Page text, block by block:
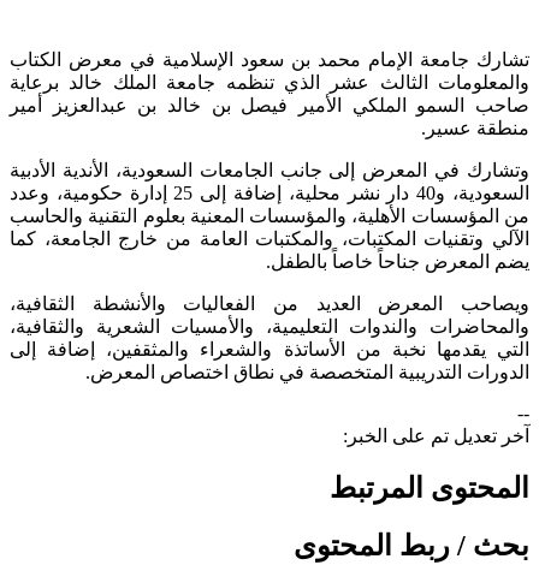
تشارك جامعة الإمام محمد بن سعود الإسلامية في معرض الكتاب
والمعلومات الثالث عشر الذي تنظمه جامعة الملك خالد برعاية
صاحب السمو الملكي الأمير فيصل بن خالد بن عبدالعزيز أمير
منطقة عسير.
وتشارك في المعرض إلى جانب الجامعات السعودية، الأندية الأدبية
السعودية، و40 دار نشر محلية، إضافة إلى 25 إدارة حكومية، وعدد
من المؤسسات الأهلية، والمؤسسات المعنية بعلوم التقنية والحاسب
الآلي وتقنيات المكتبات، والمكتبات العامة من خارج الجامعة، كما
يضم المعرض جناحاً خاصاً بالطفل.
ويصاحب المعرض العديد من الفعاليات والأنشطة الثقافية،
والمحاضرات والندوات التعليمية، والأمسيات الشعرية والثقافية،
التي يقدمها نخبة من الأساتذة والشعراء والمثقفين، إضافة إلى
الدورات التدريبية المتخصصة في نطاق اختصاص المعرض.​
--
آخر تعديل تم على الخبر:
المحتوى المرتبط
بحث / ربط المحتوى